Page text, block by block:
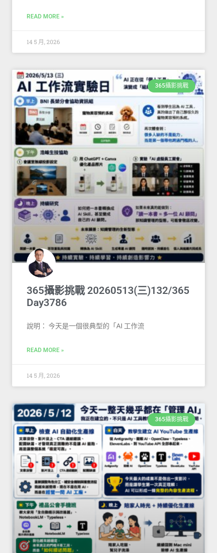
READ MORE »
14 5 月, 2026
365攝影挑戰
365攝影挑戰 20260513(三)132/365
Day3786
說明： 今天是一個很典型的「AI 工作流
READ MORE »
14 5 月, 2026
365攝影挑戰